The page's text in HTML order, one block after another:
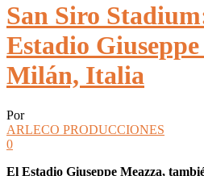
San Siro
Estadio
Milán, Italia
Por
ARLECO PRODUCCIONES
0
El Estadio Giuseppe Meazza,